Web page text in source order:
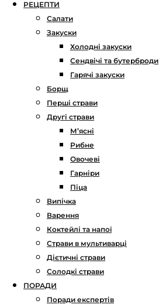
РЕЦЕПТИ
Салати
Закуски
Холодні закуски
Сендвічі та бутерброди
Гарячі закуски
Борщ
Перші страви
Другі страви
М’ясні
Рибне
Овочеві
Гарніри
Піца
Випічка
Варення
Коктейлі та напої
Страви в мультиварці
Дієтичні страви
Солодкі страви
ПОРАДИ
Поради експертів